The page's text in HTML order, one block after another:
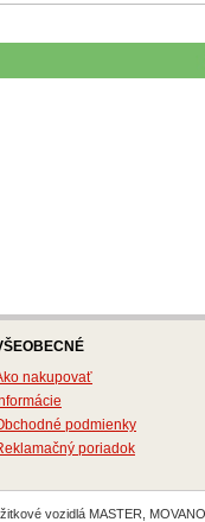
nakupovať
podmienky
poriadok
vozidlá MASTER,